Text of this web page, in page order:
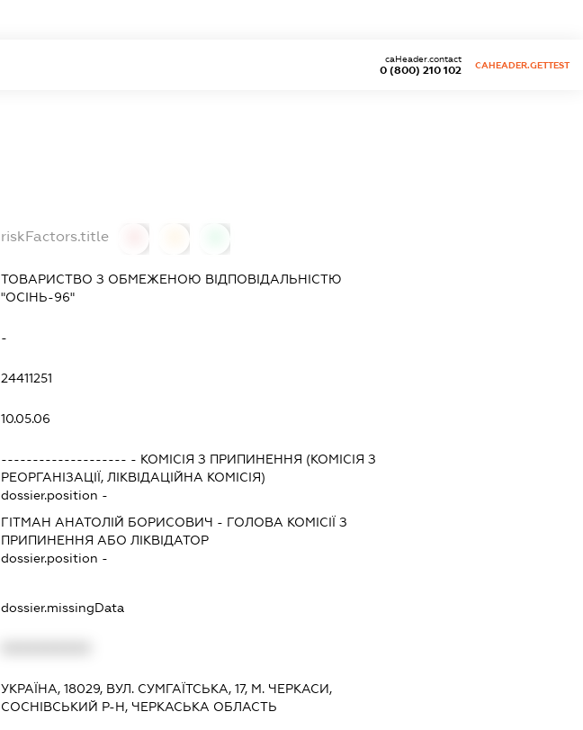
0 (800) 210 102
caHeader.contact
CAHEADER.GETTEST
riskFactors.title
ТОВАРИСТВО З ОБМЕЖЕНОЮ ВІДПОВІДАЛЬНІСТЮ
"ОСІНЬ-96"
-
24411251
10.05.06
-------------------- - КОМІСІЯ З ПРИПИНЕННЯ (КОМІСІЯ З
РЕОРГАНІЗАЦІЇ, ЛІКВІДАЦІЙНА КОМІСІЯ)
dossier.position -
ГІТМАН АНАТОЛІЙ БОРИСОВИЧ - ГОЛОВА КОМІСІЇ З
ПРИПИНЕННЯ АБО ЛІКВІДАТОР
dossier.position -
dossier.missingData
УКРАЇНА, 18029, ВУЛ. СУМГАЇТСЬКА, 17, М. ЧЕРКАСИ,
СОСНІВСЬКИЙ Р-Н, ЧЕРКАСЬКА ОБЛАСТЬ